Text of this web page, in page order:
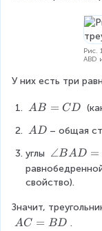
Рис.
ABD
У них есть три
A
=
C
AB = CD
\
A
D
AD – общая
углы \
a
n
le
B
∠BAD =
свойство).
Значит,
A
AC = BD .